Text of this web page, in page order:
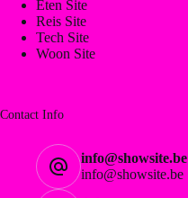
Eten Site
Reis Site
Tech Site
Woon Site
Contact Info
info@showsite.be
info@showsite.be